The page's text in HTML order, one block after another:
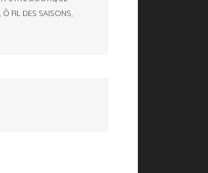
Ô FIL DES SAISONS